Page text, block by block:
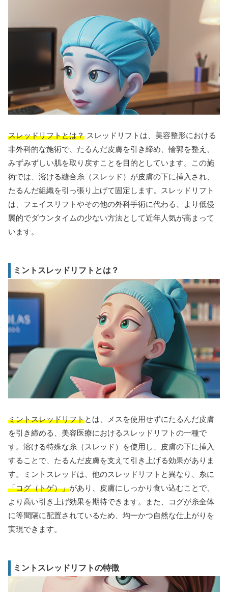
スレッドリフトとは？ スレッドリフトは、美容整形における
非外科的な施術で、たるんだ皮膚を引き締め、輪郭を整え、
みずみずしい肌を取り戻すことを目的としています。この施
術では、溶ける縫合糸（スレッド）が皮膚の下に挿入され、
たるんだ組織を引っ張り上げて固定します。スレッドリフト
は、フェイスリフトやその他の外科手術に代わる、より低侵
襲的でダウンタイムの少ない方法として近年人気が高まって
います。
ミントスレッドリフトとは？
ミントスレッドリフトとは、メスを使用せずにたるんだ皮膚
を引き締める、美容医療におけるスレッドリフトの一種で
す。溶ける特殊な糸（スレッド）を使用し、皮膚の下に挿入
することで、たるんだ皮膚を支えて引き上げる効果がありま
す。ミントスレッドは、他のスレッドリフトと異なり、糸に
「コグ（トゲ）」があり、皮膚にしっかり食い込むことで、
より高い引き上げ効果を期待できます。また、コグが糸全体
に等間隔に配置されているため、均一かつ自然な仕上がりを
実現できます。
ミントスレッドリフトの特徴